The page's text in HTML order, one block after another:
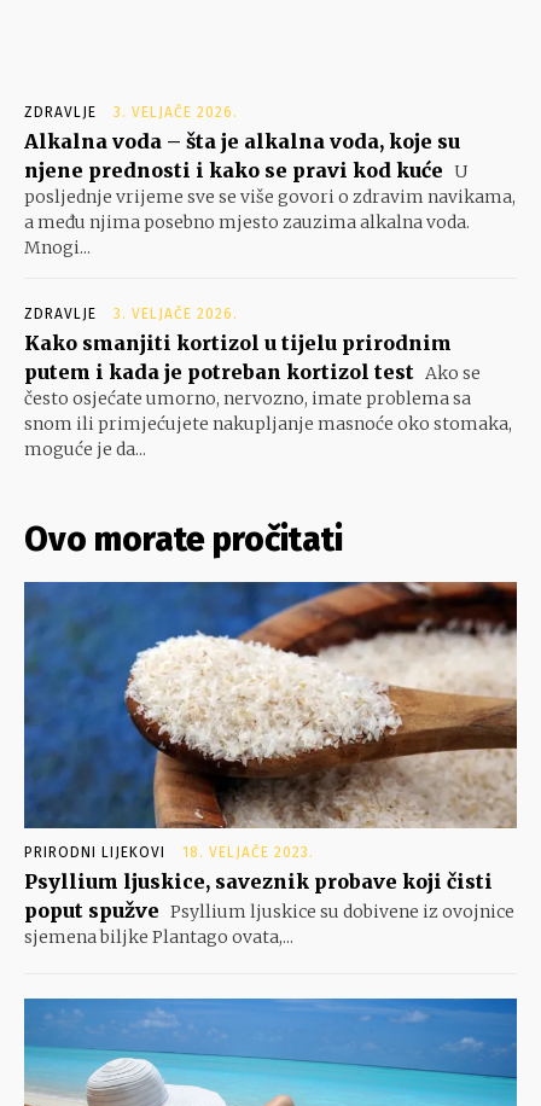
ZDRAVLJE 3. VELJAČE 2026.
Alkalna voda – šta je alkalna voda, koje su
njene prednosti i kako se pravi kod kuće U
posljednje vrijeme sve se više govori o zdravim navikama,
a među njima posebno mjesto zauzima alkalna voda.
Mnogi...
ZDRAVLJE 3. VELJAČE 2026.
Kako smanjiti kortizol u tijelu prirodnim
putem i kada je potreban kortizol test Ako se
često osjećate umorno, nervozno, imate problema sa
snom ili primjećujete nakupljanje masnoće oko stomaka,
moguće je da...
Ovo morate pročitati
PRIRODNI LIJEKOVI 18. VELJAČE 2023.
Psyllium ljuskice, saveznik probave koji čisti
poput spužve Psyllium ljuskice su dobivene iz ovojnice
sjemena biljke Plantago ovata,...